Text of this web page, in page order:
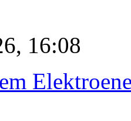
16:08